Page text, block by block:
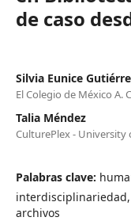
de caso
Silvia Eunice
El Colegio de México A.
Talia Méndez
CulturePlex - University
Palabras clave:
archivos